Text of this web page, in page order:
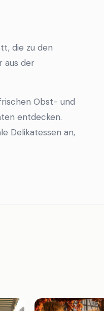
die zu den
aus der
Obst- und
entdecken.
Delikatessen an,